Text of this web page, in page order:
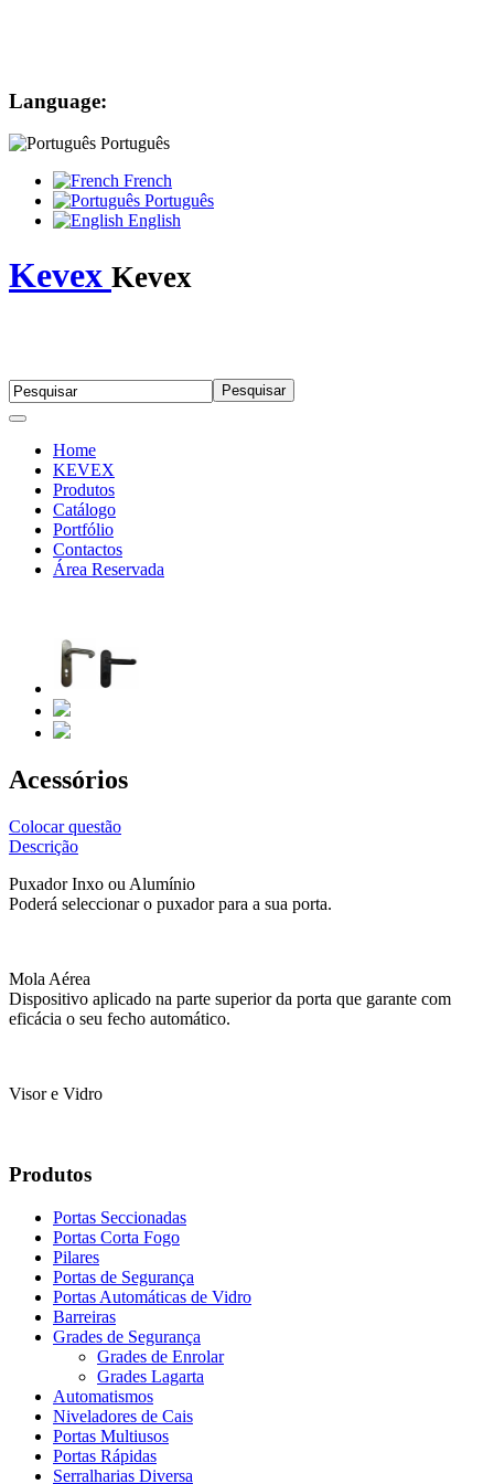
Language:
Português
French
Português
English
Kevex Kevex
Home
KEVEX
Produtos
Catálogo
Portfólio
Contactos
Área Reservada
Acessórios
Colocar questão
Descrição
Puxador Inxo ou Alumínio
Poderá seleccionar o puxador para a sua porta.
Mola Aérea
Dispositivo aplicado na parte superior da porta que garante com
eficácia o seu fecho automático.
Visor e Vidro
Produtos
Portas Seccionadas
Portas Corta Fogo
Pilares
Portas de Segurança
Portas Automáticas de Vidro
Barreiras
Grades de Segurança
Grades de Enrolar
Grades Lagarta
Automatismos
Niveladores de Cais
Portas Multiusos
Portas Rápidas
Serralharias Diversa